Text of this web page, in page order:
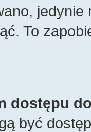
To
dostępu
być